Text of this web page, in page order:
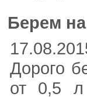
Берем
Дорого
от 0,5